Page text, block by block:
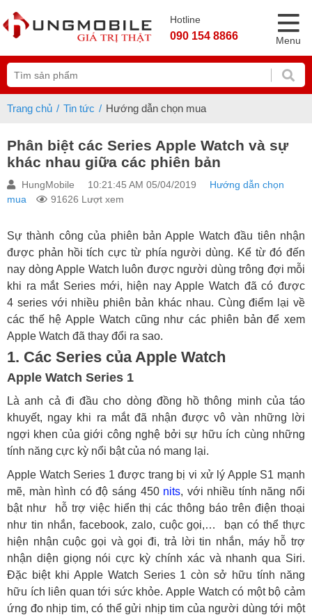
Hotline
090 154 8866 Menu
Trang chủ Tin tức Hướng dẫn chọn mua
Phân biệt các Series Apple Watch và sự
khác nhau giữa các phiên bản
HungMobile 10:21:45 AM 05/04/2019
Hướng dẫn chọn
mua
91626 Lượt xem
Sự thành công của phiên bản Apple Watch đầu tiên nhận
được phản hồi tích cực từ phía người dùng. Kể từ đó đến
nay dòng Apple Watch luôn được người dùng trông đợi mỗi
khi ra mắt Series mới, hiện nay Apple Watch đã có được
4 series với nhiều phiên bản khác nhau. Cùng điểm lại về
các thế hệ Apple Watch cũng như các phiên bản để xem
Apple Watch đã thay đổi ra sao.
1. Các Series của Apple Watch
Apple Watch Series 1
Là anh cả đi đầu cho dòng đồng hồ thông minh của táo
khuyết, ngay khi ra mắt đã nhận được vô vàn những lời
ngợi khen của giới công nghệ bởi sự hữu ích cùng những
tính năng cực kỳ nổi bật của nó mang lại.
Apple Watch Series 1 được trang bị vi xử lý Apple S1 mạnh
mẽ, màn hình có độ sáng 450 nits, với nhiều tính năng nổi
bật như hỗ trợ việc hiển thị các thông báo trên điện thoại
như tin nhắn, facebook, zalo, cuộc gọi,… bạn có thể thực
hiện nhận cuộc gọi và gọi đi, trả lời tin nhắn, máy hỗ trợ
nhận diện giọng nói cực kỳ chính xác và nhanh qua Siri.
Đặc biệt khi Apple Watch Series 1 còn sở hữu tính năng
hữu ích liên quan tới sức khỏe. Apple Watch có một bộ cảm
ứng đo nhịp tim, có thể gửi nhịp tim của người dùng tới một